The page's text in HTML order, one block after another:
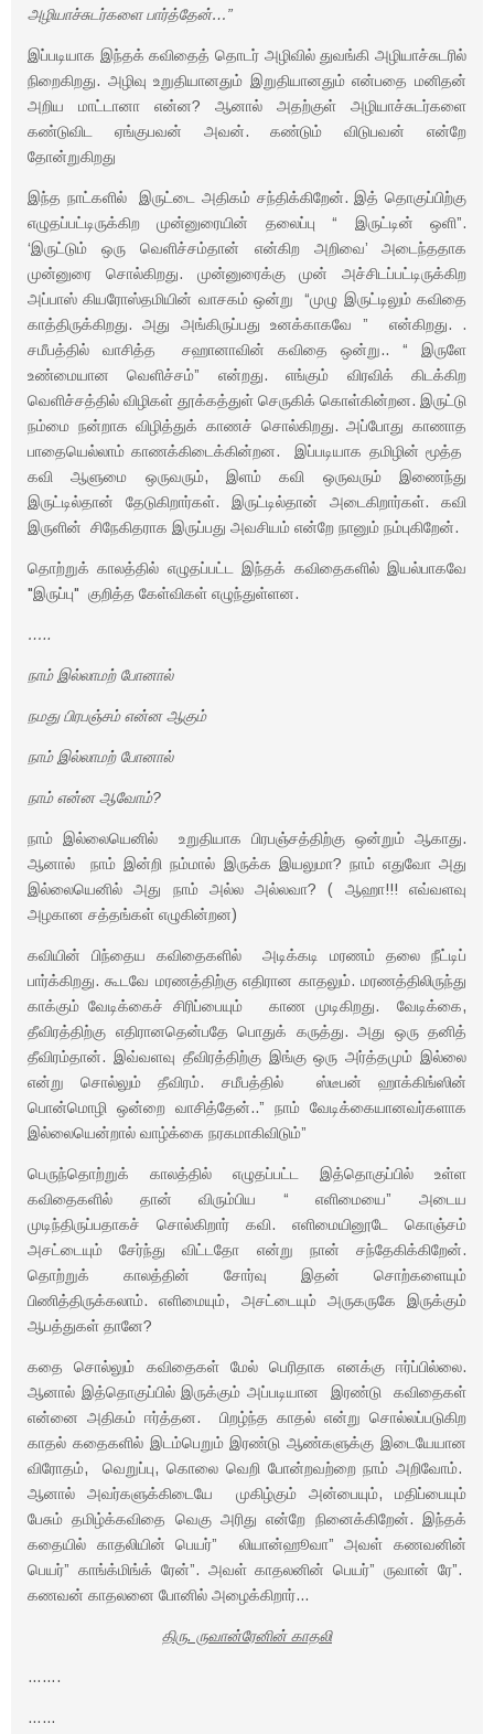
அழியாச்சுடர்களை பார்த்தேன்…”
இப்படியாக இந்தக் கவிதைத் தொடர் அழிவில் துவங்கி அழியாச்சுடரில்
நிறைகிறது. அழிவு உறுதியானதும் இறுதியானதும் என்பதை மனிதன்
அறிய மாட்டானா என்ன? ஆனால் அதற்குள் அழியாச்சுடர்களை
கண்டுவிட ஏங்குபவன் அவன். கண்டும் விடுபவன் என்றே
தோன்றுகிறது
இந்த நாட்களில் இருட்டை அதிகம் சந்திக்கிறேன். இத் தொகுப்பிற்கு
எழுதப்பட்டிருக்கிற முன்னுரையின் தலைப்பு “ இருட்டின் ஒளி”.
‘இருட்டும் ஒரு வெளிச்சம்தான் என்கிற அறிவை’ அடைந்ததாக
முன்னுரை சொல்கிறது. முன்னுரைக்கு முன் அச்சிடப்பட்டிருக்கிற
அப்பாஸ் கியரோஸ்தமியின் வாசகம் ஒன்று “முழு இருட்டிலும் கவிதை
காத்திருக்கிறது. அது அங்கிருப்பது உனக்காகவே ” என்கிறது. .
சமீபத்தில் வாசித்த சஹானாவின் கவிதை ஒன்று.. “ இருளே
உண்மையான வெளிச்சம்” என்றது. எங்கும் விரவிக் கிடக்கிற
வெளிச்சத்தில் விழிகள் தூக்கத்துள் செருகிக் கொள்கின்றன. இருட்டு
நம்மை நன்றாக விழித்துக் காணச் சொல்கிறது. அப்போது காணாத
பாதையெல்லாம் காணக்கிடைக்கின்றன. இப்படியாக தமிழின் மூத்த
கவி ஆளுமை ஒருவரும், இளம் கவி ஒருவரும் இணைந்து
இருட்டில்தான் தேடுகிறார்கள். இருட்டில்தான் அடைகிறார்கள். கவி
இருளின் சிநேகிதராக இருப்பது அவசியம் என்றே நானும் நம்புகிறேன்.
தொற்றுக் காலத்தில் எழுதப்பட்ட இந்தக் கவிதைகளில் இயல்பாகவே
"இருப்பு" குறித்த கேள்விகள் எழுந்துள்ளன.
…..
நாம் இல்லாமற் போனால்
நமது பிரபஞ்சம் என்ன ஆகும்
நாம் இல்லாமற் போனால்
நாம் என்ன ஆவோம்?
நாம் இல்லையெனில் உறுதியாக பிரபஞ்சத்திற்கு ஒன்றும் ஆகாது.
ஆனால் நாம் இன்றி நம்மால் இருக்க இயலுமா? நாம் எதுவோ அது
இல்லையெனில் அது நாம் அல்ல அல்லவா? ( ஆஹா!!! எவ்வளவு
அழகான சத்தங்கள் எழுகின்றன)
கவியின் பிந்தைய கவிதைகளில் அடிக்கடி மரணம் தலை நீட்டிப்
பார்க்கிறது. கூடவே மரணத்திற்கு எதிரான காதலும். மரணத்திலிருந்து
காக்கும் வேடிக்கைச் சிரிப்பையும் காண முடிகிறது. வேடிக்கை,
தீவிரத்திற்கு எதிரானதென்பதே பொதுக் கருத்து. அது ஒரு தனித்
தீவிரம்தான். இவ்வளவு தீவிரத்திற்கு இங்கு ஒரு அர்த்தமும் இல்லை
என்று சொல்லும் தீவிரம். சமீபத்தில் ஸ்டீபன் ஹாக்கிங்ஸின்
பொன்மொழி ஒன்றை வாசித்தேன்..” நாம் வேடிக்கையானவர்களாக
இல்லையென்றால் வாழ்க்கை நரகமாகிவிடும்”
பெருந்தொற்றுக் காலத்தில் எழுதப்பட்ட இத்தொகுப்பில் உள்ள
கவிதைகளில் தான் விரும்பிய “ எளிமையை” அடைய
முடிந்திருப்பதாகச் சொல்கிறார் கவி. எளிமையினூடே கொஞ்சம்
அசட்டையும் சேர்ந்து விட்டதோ என்று நான் சந்தேகிக்கிறேன்.
தொற்றுக் காலத்தின் சோர்வு இதன் சொற்களையும்
பிணித்திருக்கலாம். எளிமையும், அசட்டையும் அருகருகே இருக்கும்
ஆபத்துகள் தானே?
கதை சொல்லும் கவிதைகள் மேல் பெரிதாக எனக்கு ஈர்ப்பில்லை.
ஆனால் இத்தொகுப்பில் இருக்கும் அப்படியான இரண்டு கவிதைகள்
என்னை அதிகம் ஈர்த்தன. பிறழ்ந்த காதல் என்று சொல்லப்படுகிற
காதல் கதைகளில் இடம்பெறும் இரண்டு ஆண்களுக்கு இடையேயான
விரோதம், வெறுப்பு, கொலை வெறி போன்றவற்றை நாம் அறிவோம்.
ஆனால் அவர்களுக்கிடையே முகிழ்கும் அன்பையும், மதிப்பையும்
பேசும் தமிழ்க்கவிதை வெகு அரிது என்றே நினைக்கிறேன். இந்தக்
கதையில் காதலியின் பெயர்” லியான்ஹூவா” அவள் கணவனின்
பெயர்” காங்க்மிங்க் ரேன்”. அவள் காதலனின் பெயர்” ருவான் ரே”.
கணவன் காதலனை போனில் அழைக்கிறார்…
திரு. ருவான்ரேனின் காதலி
…….
……